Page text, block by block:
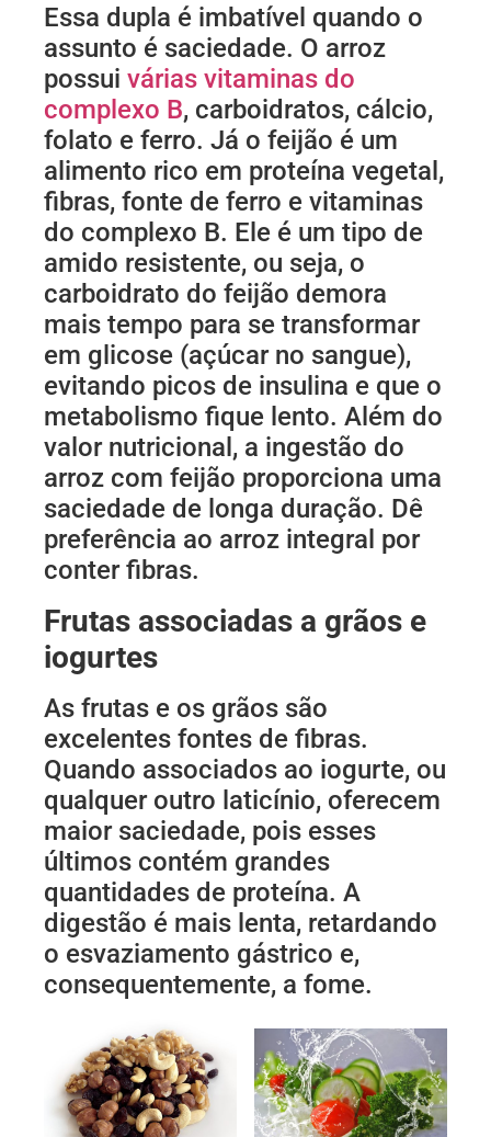
Essa dupla é imbatível quando o
assunto é saciedade. O arroz
possui várias vitaminas do
complexo B, carboidratos, cálcio,
folato e ferro. Já o feijão é um
alimento rico em proteína vegetal,
fibras, fonte de ferro e vitaminas
do complexo B. Ele é um tipo de
amido resistente, ou seja, o
carboidrato do feijão demora
mais tempo para se transformar
em glicose (açúcar no sangue),
evitando picos de insulina e que o
metabolismo fique lento. Além do
valor nutricional, a ingestão do
arroz com feijão proporciona uma
saciedade de longa duração. Dê
preferência ao arroz integral por
conter fibras.
Frutas associadas a grãos e
iogurtes
As frutas e os grãos são
excelentes fontes de fibras.
Quando associados ao iogurte, ou
qualquer outro laticínio, oferecem
maior saciedade, pois esses
últimos contém grandes
quantidades de proteína. A
digestão é mais lenta, retardando
o esvaziamento gástrico e,
consequentemente, a fome.